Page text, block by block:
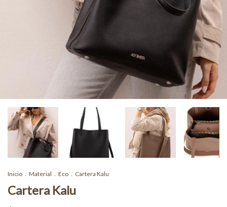
Inicio . Material . Eco . Cartera Kalu
Cartera Kalu